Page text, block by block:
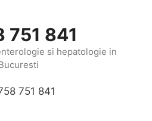
751 841
si hepatologie in